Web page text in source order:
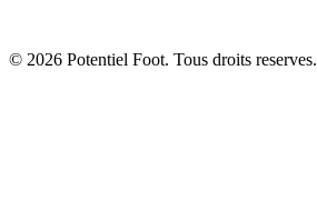
© 2026 Potentiel Foot. Tous droits reserves.